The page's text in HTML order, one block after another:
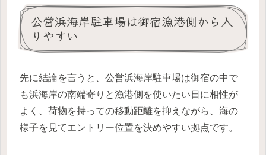
公営浜海岸駐車場は御宿漁港側から入
りやすい
先に結論を言うと、公営浜海岸駐車場は御宿の中で
も浜海岸の南端寄りと漁港側を使いたい日に相性が
よく、荷物を持っての移動距離を抑えながら、海の
様子を見てエントリー位置を決めやすい拠点です。